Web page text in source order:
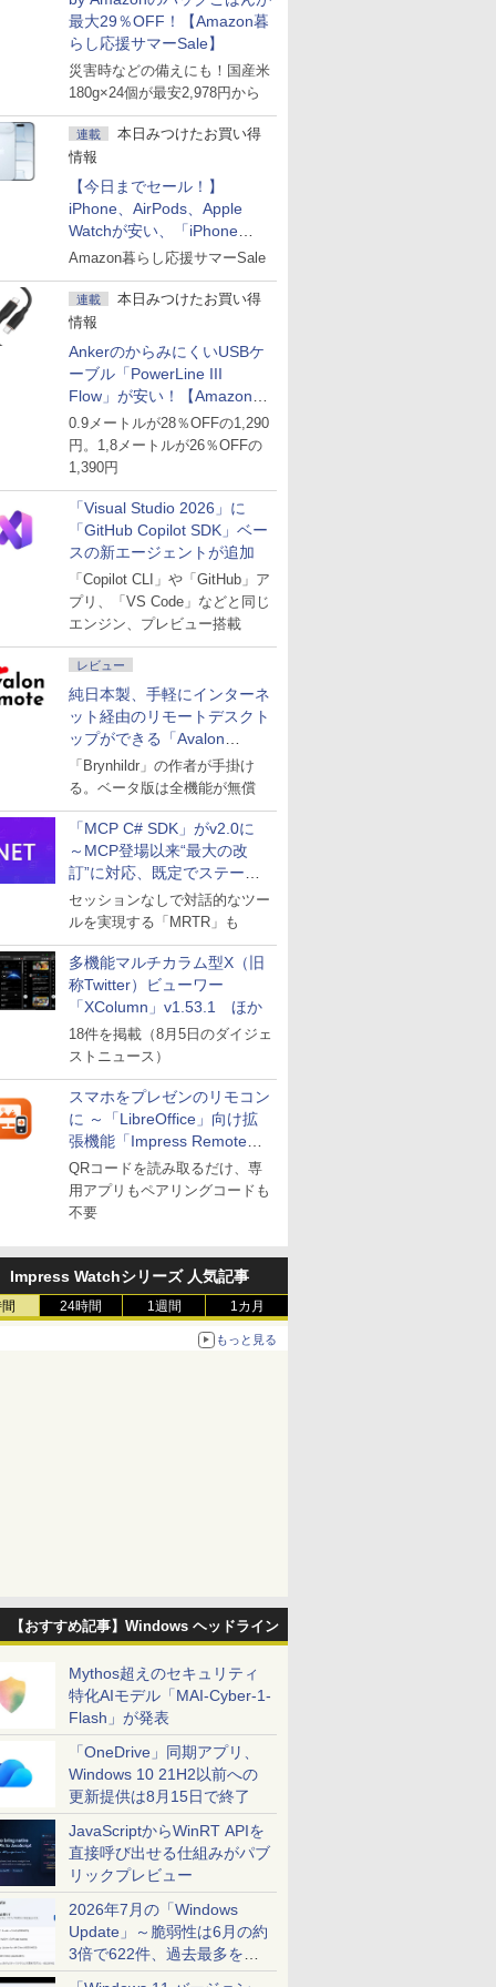
最大29％OFF！【Amazon暮
らし応援サマーSale】
災害時などの備えにも！国産米
180g×24個が最安2,978円から
連載
本日みつけたお買い得
情報
【今日までセール！】
iPhone、AirPods、Apple
Watchが安い、「iPhone
Air」256GB版が139,800円な
Amazon暮らし応援サマーSale
連載
本日みつけたお買い得
情報
AnkerのからみにくいUSBケ
ーブル「PowerLine III
Flow」が安い！【Amazon暮
らし応援サマーSale】
0.9メートルが28％OFFの1,290
円。1,8メートルが26％OFFの
1,390円
「Visual Studio 2026」に
「GitHub Copilot SDK」ベー
スの新エージェントが追加
「Copilot CLI」や「GitHub」ア
プリ、「VS Code」などと同じ
エンジン、プレビュー搭載
レビュー
純日本製、手軽にインターネ
ット経由のリモートデスクト
ップができる「Avalon
remote」
「Brynhildr」の作者が手掛け
る。ベータ版は全機能が無償
「MCP C# SDK」がv2.0に
～MCP登場以来“最大の改
訂”に対応、既定でステート
レスへ
セッションなしで対話的なツー
ルを実現する「MRTR」も
多機能マルチカラム型X（旧
称Twitter）ビューワー
「XColumn」v1.53.1 ほか
18件を掲載（8月5日のダイジェ
ストニュース）
スマホをプレゼンのリモコン
に ～「LibreOffice」向け拡
張機能「Impress Remote」
が公開
QRコードを読み取るだけ、専
用アプリもペアリングコードも
不要
Impress Watchシリーズ 人気記事
24時間 1週間 1カ月
もっと見る
【おすすめ記事】Windows ヘッドライン
Mythos超えのセキュリティ
特化AIモデル「MAI-Cyber-1-
Flash」が発表
「OneDrive」同期アプリ、
Windows 10 21H2以前への
更新提供は8月15日で終了
JavaScriptからWinRT APIを
直接呼び出せる仕組みがパブ
リックプレビュー
2026年7月の「Windows
Update」～脆弱性は6月の約
3倍で622件、過去最多を大
幅に更新